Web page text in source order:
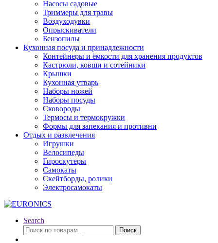
Насосы садовые
Триммеры для травы
Воздуходувки
Опрыскиватели
Бензопилы
Кухонная посуда и принадлежности
Контейнеры и ёмкости для хранения продуктов
Кастрюли, ковши и сотейники
Крышки
Кухонная утварь
Наборы ножей
Наборы посуды
Сковороды
Термосы и термокружки
Формы для запекания и противни
Отдых и развлечения
Игрушки
Велосипеды
Гироскутеры
Самокаты
Скейтборды, ролики
Электросамокаты
Search
Искать:
Поиск